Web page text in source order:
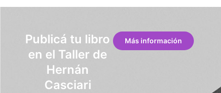
Publicá tu libro
en el Taller de
Hernán
Casciari
Más información